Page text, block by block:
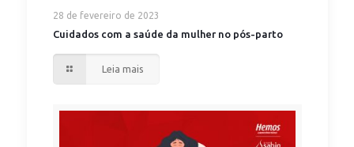
28 de fevereiro de 2023
Cuidados com a saúde da mulher no pós-parto
Leia mais